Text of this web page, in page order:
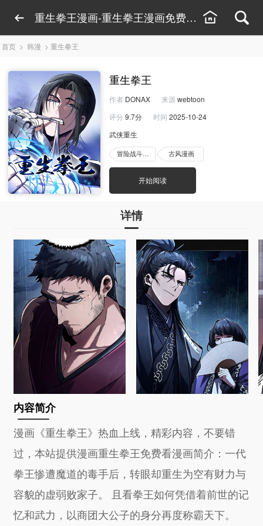
重生拳王漫画-重生拳王漫画免费看-重生拳王漫
首页 > 韩漫 > 重生拳王
重生拳王
作者 DONAX 来源 webtoon
评分 9.7分 时间 2025-10-24
武侠重生
冒险战斗漫画 古风漫画
开始阅读
详情
内容简介
漫画《重生拳王》热血上线，精彩内容，不要错
过，本站提供漫画重生拳王免费看漫画简介：一代
拳王惨遭魔道的毒手后，转眼却重生为空有财力与
容貌的虚弱败家子。 且看拳王如何凭借着前世的记
忆和武力，以商团大公子的身分再度称霸天下。